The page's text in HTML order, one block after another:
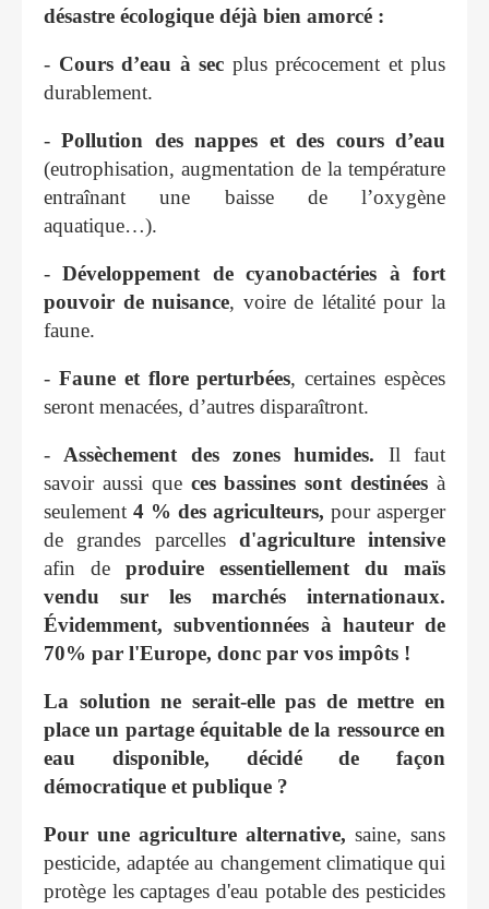
désastre écologique déjà bien amorcé :
- Cours d’eau à sec plus précocement et plus
durablement.
-Pollution des nappes et des cours d’eau
(eutrophisation, augmentation de la température
entraînant une baisse de l’oxygène
aquatique…).
-Développement de cyanobactéries à fort
pouvoir de nuisance, voire de létalité pour la
faune.
- Faune et flore perturbées, certaines espèces
seront menacées, d’autres disparaîtront.
- Assèchement des zones humides. Il faut
savoir aussi que ces bassines sont destinées à
seulement 4 % des agriculteurs, pour asperger
de grandes parcelles d'agriculture intensive
afin de produire essentiellement du
maïs
vendu sur les marchés internationaux.
Évidemment, subventionnées à hauteur de
70% par l'Europe, donc par vos impôts !
La solution ne serait-elle pas de mettre en
place un partage équitable de la ressource en
eau disponible, décidé de façon
démocratique et publique ?
Pour une agriculture alternative, saine, sans
pesticide, adaptée au changement climatique qui
protège les captages d'eau potable des pesticides